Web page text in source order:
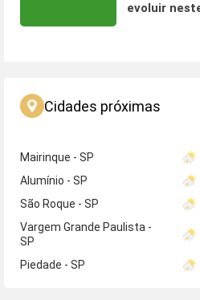
evoluir
Cidades próximas
Mairinque - SP
Alumínio - SP
São Roque - SP
Vargem Grande Paulista -
SP
Piedade - SP